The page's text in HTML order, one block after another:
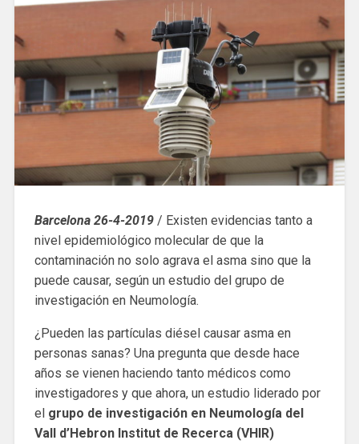
Barcelona 26-4-2019/ Existen evidencias tanto a
nivel epidemiológico molecular de que la
contaminación no solo agrava el asma sino que la
puede causar, según un estudio del grupo de
investigación en Neumología.
¿Pueden las partículas diésel causar asma en
personas sanas? Una pregunta que desde hace
años se vienen haciendo tanto médicos como
investigadores y que ahora, un estudio liderado por
el grupo de investigación en Neumología del
Vall d’Hebron Institut de Recerca (VHIR)